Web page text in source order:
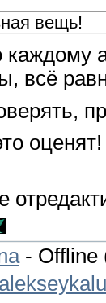
вещь!
всё
оценят!
- Offline